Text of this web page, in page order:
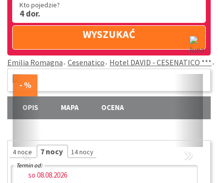
Kto pojedzie?
4 dor.
WYSZUKAĆ
Emilia Romagna Cesenatico Hotel DAVID - CESENATICO ***
« »
OPIS MAPA OCENA
4 noce 7 nocy 14 nocy
Termin od: